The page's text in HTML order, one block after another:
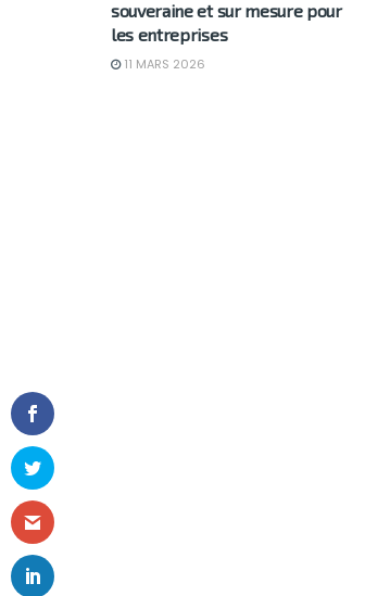
souveraine et sur mesure pour
les entreprises
11 MARS 2026